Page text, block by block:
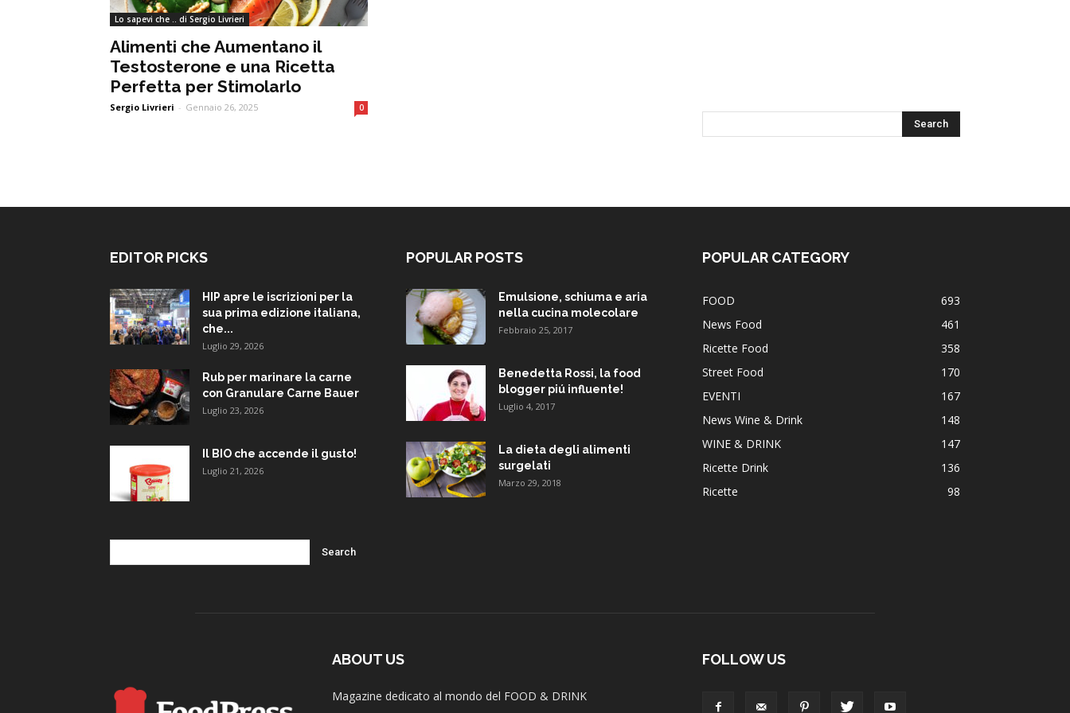
Lo sapevi che .. di Sergio Livrieri
Alimenti che Aumentano il
Testosterone e una Ricetta
Perfetta per Stimolarlo
Sergio Livrieri - Gennaio 26, 2025 0
EDITOR PICKS
HIP apre le iscrizioni per la
sua prima edizione italiana,
che...
Luglio 29, 2026
Rub per marinare la carne
con Granulare Carne Bauer
Luglio 23, 2026
Il BIO che accende il gusto!
Luglio 21, 2026
POPULAR POSTS
Emulsione, schiuma e aria
nella cucina molecolare
Febbraio 25, 2017
Benedetta Rossi, la food
blogger piú influente!
Luglio 4, 2017
La dieta degli alimenti
surgelati
Marzo 29, 2018
POPULAR CATEGORY
FOOD
693
News Food
461
Ricette Food
358
Street Food
170
EVENTI
167
News Wine & Drink
148
WINE & DRINK
147
Ricette Drink
136
Ricette
98
ABOUT US
Magazine dedicato al mondo del FOOD & DRINK
FOLLOW US